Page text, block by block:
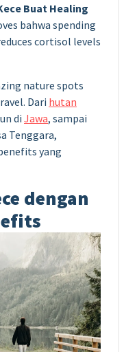
Buat Healing
bahwa spending
cortisol levels
nature spots
Dari hutan
di Jawa, sampai
Tenggara,
yang
dengan